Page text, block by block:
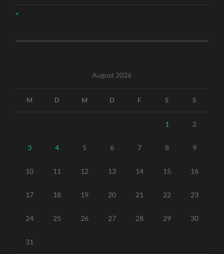
*
August 2026
M D M D F S S
1 2
3 4 5 6 7 8 9
10 11 12 13 14 15 16
17 18 19 20 21 22 23
24 25 26 27 28 29 30
31